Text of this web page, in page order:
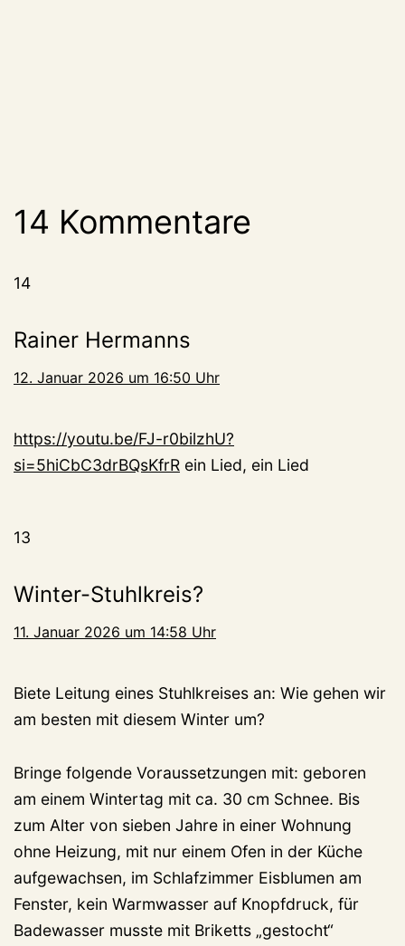
14 Kommentare
14
Rainer Hermanns
12. Januar 2026 um 16:50 Uhr
https://youtu.be/FJ-r0bilzhU?
si=5hiCbC3drBQsKfrR ein Lied, ein Lied
13
Winter-Stuhlkreis?
11. Januar 2026 um 14:58 Uhr
Biete Leitung eines Stuhlkreises an: Wie gehen wir
am besten mit diesem Winter um?
Bringe folgende Voraussetzungen mit: geboren
am einem Wintertag mit ca. 30 cm Schnee. Bis
zum Alter von sieben Jahre in einer Wohnung
ohne Heizung, mit nur einem Ofen in der Küche
aufgewachsen, im Schlafzimmer Eisblumen am
Fenster, kein Warmwasser auf Knopfdruck, für
Badewasser musste mit Briketts „gestocht“